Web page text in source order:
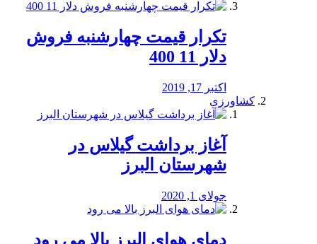
تکرار قیمت چهارشنبه فروش
دلار 11 400
اکتبر 17, 2019
کشاورزی
آغاز برداشت گیلاس در
شهرستان البرز
جولای 1, 2020
دمای هوای البرز بالا می رود